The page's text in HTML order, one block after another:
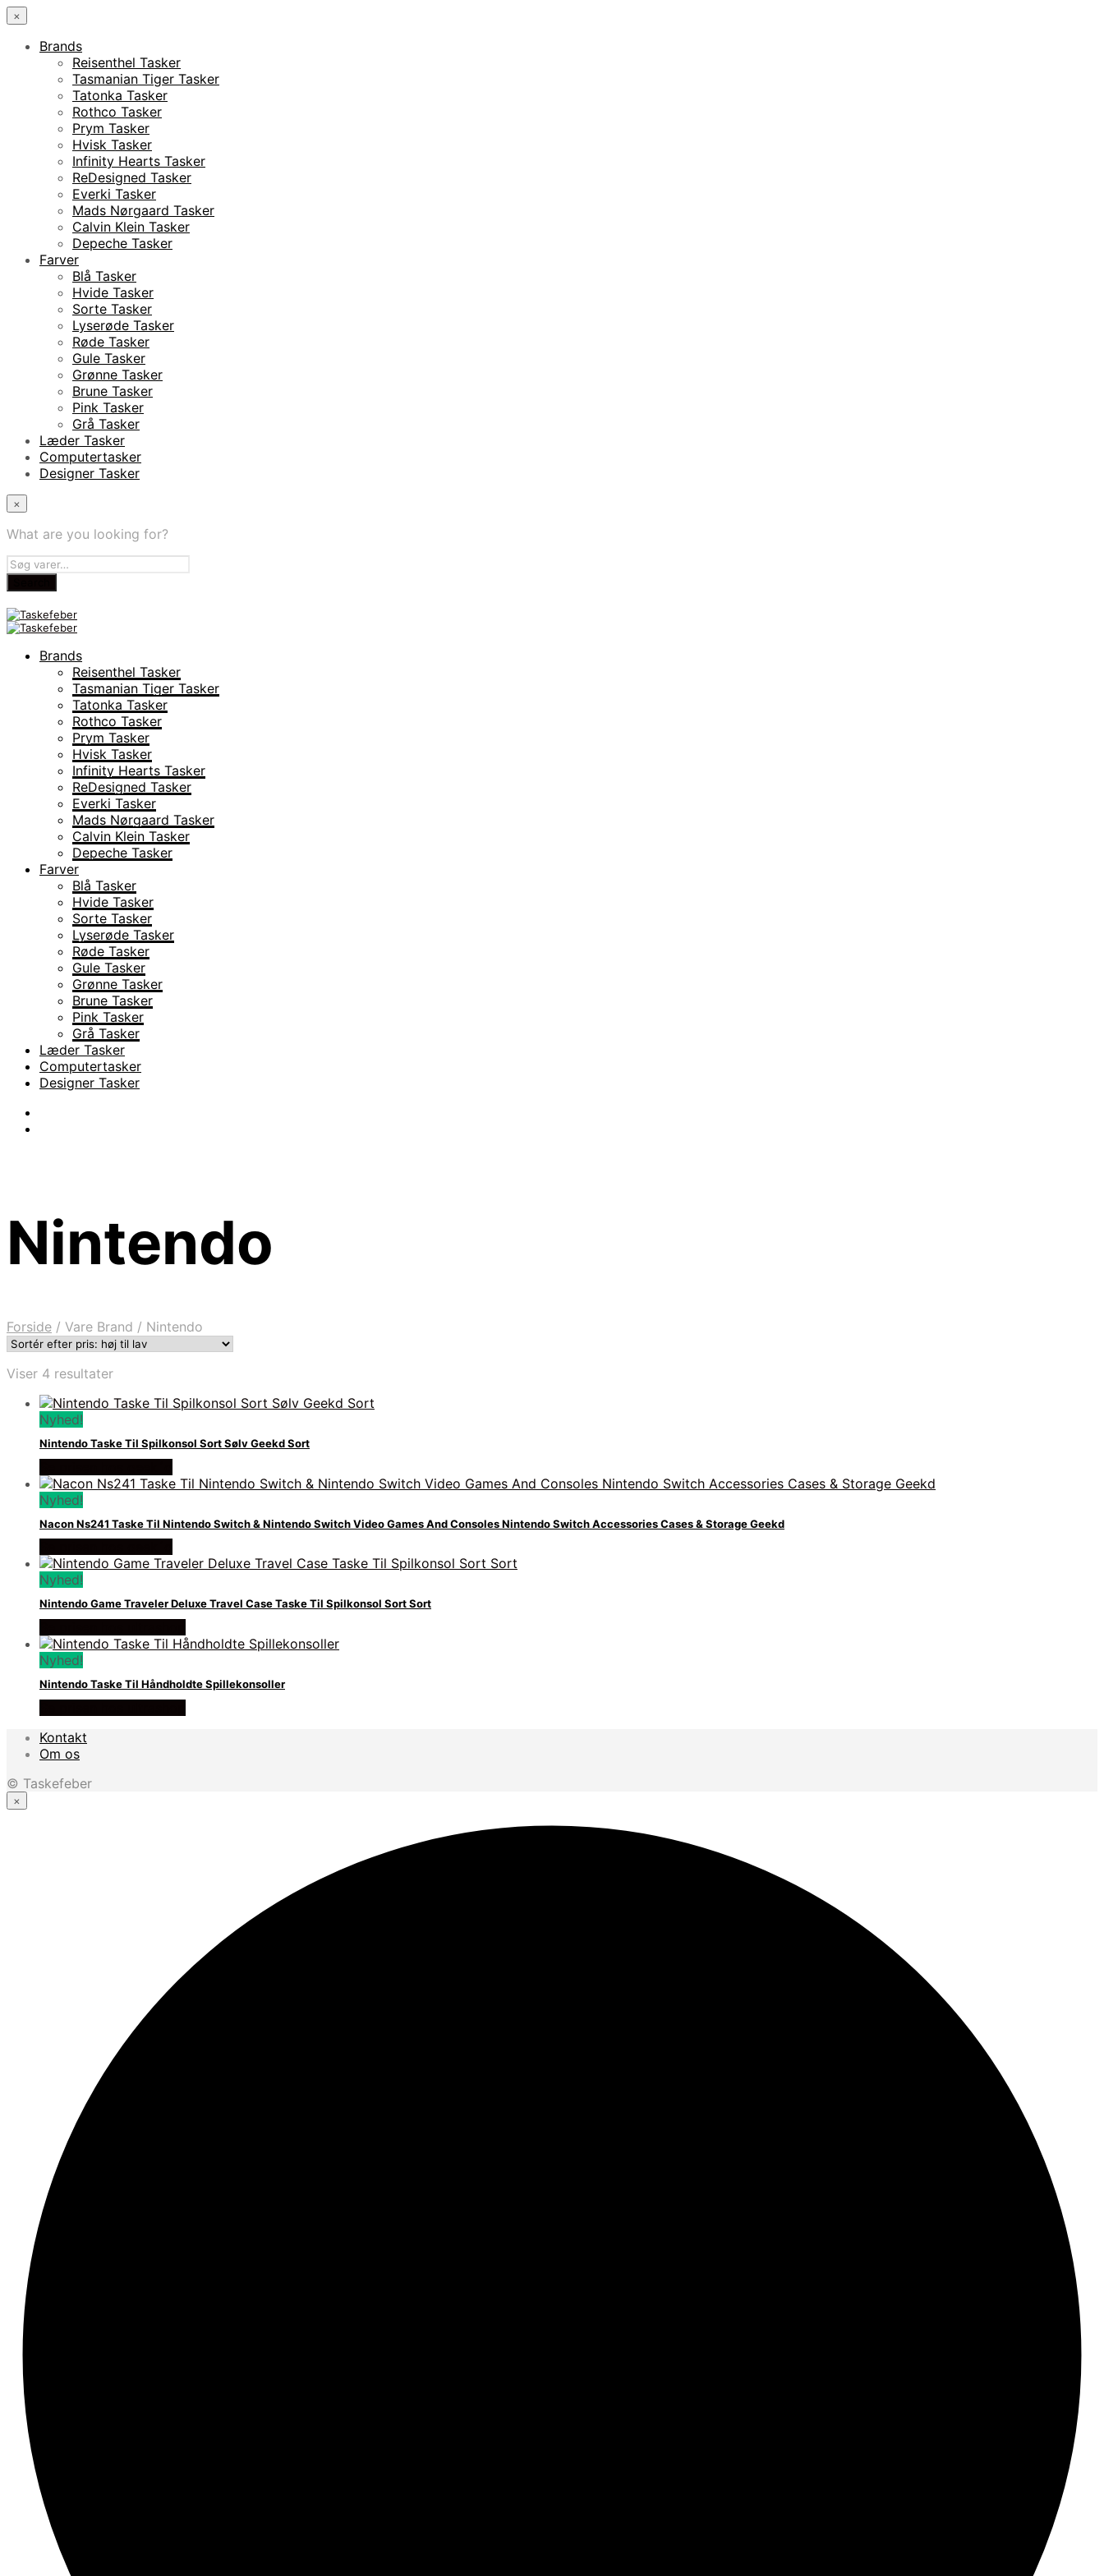
×
Brands
Reisenthel Tasker
Tasmanian Tiger Tasker
Tatonka Tasker
Rothco Tasker
Prym Tasker
Hvisk Tasker
Infinity Hearts Tasker
ReDesigned Tasker
Everki Tasker
Mads Nørgaard Tasker
Calvin Klein Tasker
Depeche Tasker
Farver
Blå Tasker
Hvide Tasker
Sorte Tasker
Lyserøde Tasker
Røde Tasker
Gule Tasker
Grønne Tasker
Brune Tasker
Pink Tasker
Grå Tasker
Læder Tasker
Computertasker
Designer Tasker
×
What are you looking for?
Brands
Reisenthel Tasker
Tasmanian Tiger Tasker
Tatonka Tasker
Rothco Tasker
Prym Tasker
Hvisk Tasker
Infinity Hearts Tasker
ReDesigned Tasker
Everki Tasker
Mads Nørgaard Tasker
Calvin Klein Tasker
Depeche Tasker
Farver
Blå Tasker
Hvide Tasker
Sorte Tasker
Lyserøde Tasker
Røde Tasker
Gule Tasker
Grønne Tasker
Brune Tasker
Pink Tasker
Grå Tasker
Læder Tasker
Computertasker
Designer Tasker
Nintendo
Forside / Vare Brand / Nintendo
Viser 4 resultaterSorteret
pris:
til
lav
Nyhed!
Nintendo Taske Til Spilkonsol Sort Sølv Geekd Sort
Nyhed!
Nacon Ns241 Taske Til Nintendo Switch & Nintendo Switch Video Games And Consoles Nintendo Switch Accessories Cases & Storage Geekd
Nyhed!
Nintendo Game Traveler Deluxe Travel Case Taske Til Spilkonsol Sort Sort
Nyhed!
Nintendo Taske Til Håndholdte Spillekonsoller
Kontakt
Om os
© Taskefeber
×